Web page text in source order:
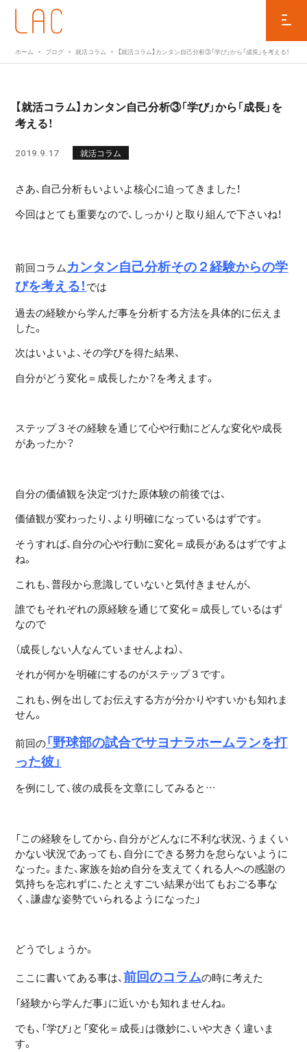
ホーム ブログ 就活コラム 【就活コラム】カンタン自己分析③「学び」から「成長」を考える！
【就活コラム】カンタン自己分析③「学び」から「成長」を
考える！
2019.9.17 就活コラム
さあ、自己分析もいよいよ核心に迫ってきました！
今回はとても重要なので、しっかりと取り組んで下さいね！
前回コラムカンタン自己分析その２経験からの学
びを考える！では
過去の経験から学んだ事を分析する方法を具体的に伝えま
した。
次はいよいよ、その学びを得た結果、
自分がどう変化＝成長したか？を考えます。
ステップ３その経験を通じて心や行動にどんな変化や成長
があったか？
自分の価値観を決定づけた原体験の前後では、
価値観が変わったり、より明確になっているはずです。
そうすれば、自分の心や行動に変化＝成長があるはずですよ
ね。
これも、普段から意識していないと気付きませんが、
誰でもそれぞれの原経験を通じて変化＝成長しているはず
なので
（成長しない人なんていませんよね）、
それが何かを明確にするのがステップ３です。
これも、例を出してお伝えする方が分かりやすいかも知れま
せん。
前回の「野球部の試合でサヨナラホームランを打
った彼」
を例にして、彼の成長を文章にしてみると…
「この経験をしてから、自分がどんなに不利な状況、うまくい
かない状況であっても、自分にできる努力を怠らないように
なった。また、家族を始め自分を支えてくれる人への感謝の
気持ちを忘れずに、たとえすごい結果が出てもおごる事な
く、謙虚な姿勢でいられるようになった」
どうでしょうか。
ここに書いてある事は、前回のコラムの時に考えた
「経験から学んだ事」に近いかも知れませんね。
でも、「学び」と「変化＝成長」は微妙に、いや大きく違いま
す。